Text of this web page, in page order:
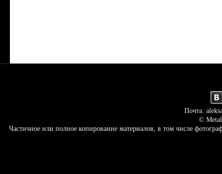
Почта:
©
Частичное или полное копирование материалов, в том числе